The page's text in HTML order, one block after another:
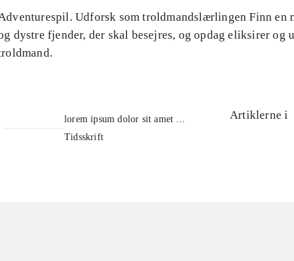
Udforsk som troldmandslærlingen Finn en
dystre fjender, der skal besejres, og opdag eliksirer og
lorem ipsum dolor sit amet ...
Tidsskrift
Artiklerne i